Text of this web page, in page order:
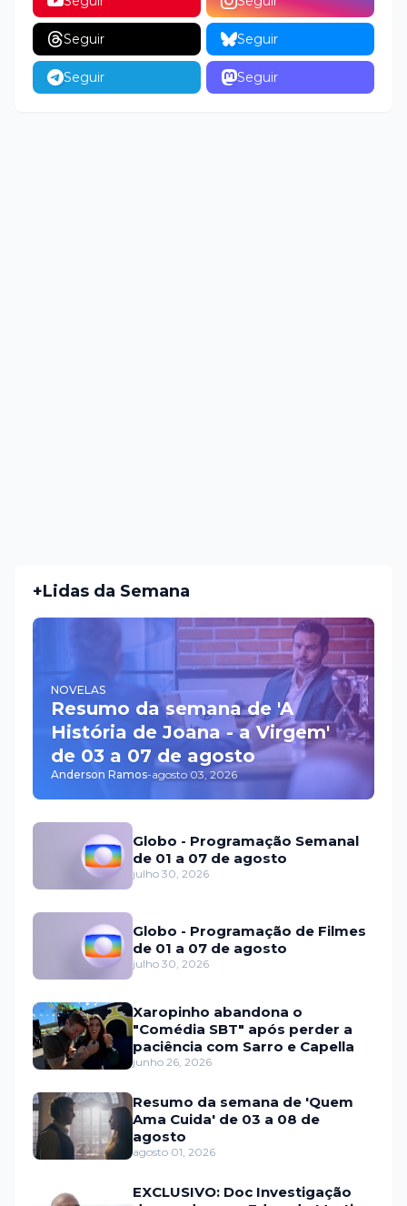
Seguir Seguir
Seguir Seguir
+Lidas da Semana
NOVELAS
Resumo da semana de 'A
História de Joana - a Virgem'
de 03 a 07 de agosto
Anderson Ramos-agosto 03, 2026
Globo - Programação Semanal
de 01 a 07 de agosto
julho 30, 2026
Globo - Programação de Filmes
de 01 a 07 de agosto
julho 30, 2026
Xaropinho abandona o
"Comédia SBT" após perder a
paciência com Sarro e Capella
junho 26, 2026
Resumo da semana de 'Quem
Ama Cuida' de 03 a 08 de
agosto
agosto 01, 2026
EXCLUSIVO: Doc Investigação